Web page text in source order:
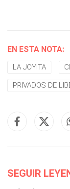
EN ESTA NOTA:
LA JOYITA
PRIVADOS DE
SEGUIR